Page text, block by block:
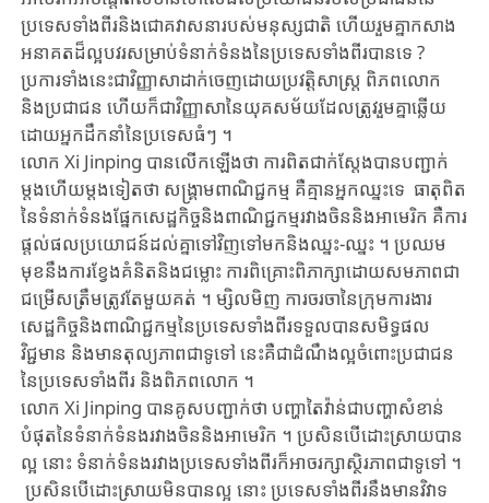
ប្រទេសទាំងពីរនិង​ជោគវាសនា​របស់​មនុស្សជាតិ​ ហើយ​រួម​គ្នាកសាង​​
អនាគត​ដ៏ល្អបវរសម្រាប់​​ទំនាក់ទំនង​នៃ​ប្រទេស​ទាំង​ពីរ​បាន​ទេ ?
ប្រការ​ទាំង​នេះ​ជា​វិញ្ញាសាដាក់​ចេញដោយ​​​ប្រវត្តិសាស្ត្រ​ ​ពិភពលោក
និងប្រជាជន​ ហើយ​ក៏ជា​​វិញ្ញាសានៃយុគសម័យ​ដែល​ត្រូវរួម​គ្នា​ឆ្លើយ​
ដោយ​​អ្នក​ដឹក​នាំនៃ​ប្រទេស​ធំ​ៗ ។
លោក Xi Jinping បានលើកឡើងថា ការ​ពិត​ជាក់ស្តែង​បាន​បញ្ជាក់​
ម្តង​ហើយ​ម្ត​ងទៀត​ថា សង្គ្រាមពាណិជ្ជកម្ម គឺគ្មានអ្នកឈ្នះទេ ធាតុពិត​
នៃទំនាក់ទំនង​ផ្នែក​សេដ្ឋកិច្ច​និង​ពាណិជ្ជកម្ម​រវាង​ចិននិង​អាមេរិក​ គឺការ​​
ផ្តល់​ផល​ប្រយោជន៍​ដល់​គ្នា​ទៅវិញទៅមក​និង​ឈ្នះ-ឈ្នះ​ ។ ប្រឈម​
មុខ​នឹង​ការ​ខ្វែង​គំនិត​និង​ជម្លោះ​ ការ​ពិគ្រោះពិភាក្សា​ដោ​យ​សមភាព​ជា​
ជម្រើស​ត្រឹមត្រូវ​តែ​មួយ​គត់ ។ ម្សិលមិញ ការចរចា​នៃ​ក្រុម​ការងារ​
សេដ្ឋកិច្ច​និង​ពាណិជ្ជកម្មនៃ​ប្រទេស​ទាំង​ពីរទទួល​​បាន​សមិទ្ធផល
វិជ្ជមាន ​និង​មាន​តុល្យភាពជា​ទូទៅ នេះគឺជា​​ដំណឹង​ល្អ​ចំពោះ​​ប្រជាជន​
នៃ​ប្រទេសទាំង​ពីរ និង​ពិភពលោក ។
លោក Xi ​Jinping ​បានគូសបញ្ជាក់ថា ​បញ្ហាតៃវ៉ាន់ជា​បញ្ហាសំខាន់​
បំផុតនៃ​ទំនាក់ទំនង​រវាងចិន​និងអាមេរិក ​។ ប្រសិនបើ​ដោះស្រាយ​បាន
ល្អ នោះ​ ទំនាក់ទំនង​រវាងប្រទេស​ទាំងពីរ​ក៏អាចរក្សាស្ថិរភាព​ជាទូទៅ ។​
ប្រសិនបើ​ដោះស្រាយមិនបានល្អ​ នោះ​ ប្រទេសទាំងពីរ​នឹងមានវិវាទ​